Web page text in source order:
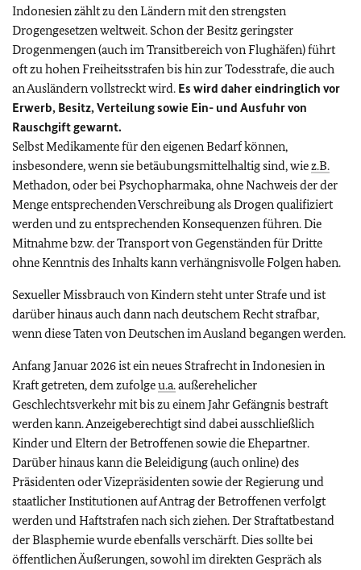
Indonesien zählt zu den Ländern mit den strengsten
Drogengesetzen weltweit. Schon der Besitz geringster
Drogenmengen (auch im Transitbereich von Flughäfen) führt
oft zu hohen Freiheitsstrafen bis hin zur Todesstrafe, die auch
an Ausländern vollstreckt wird. Es wird daher eindringlich vor
Erwerb, Besitz, Verteilung sowie Ein- und Ausfuhr von
Rauschgift gewarnt.
Selbst Medikamente für den eigenen Bedarf können,
insbesondere, wenn sie betäubungsmittelhaltig sind, wiez.B.
Methadon, oder bei Psychopharmaka, ohne Nachweis der der
Menge entsprechenden Verschreibung als Drogen qualifiziert
werden und zu entsprechenden Konsequenzen führen. Die
Mitnahme bzw. der Transport von Gegenständen für Dritte
ohne Kenntnis des Inhalts kann verhängnisvolle Folgen haben.
Sexueller Missbrauch von Kindern steht unter Strafe und ist
darüber hinaus auch dann nach deutschem Recht strafbar,
wenn diese Taten von Deutschen im Ausland begangen werden.
Anfang Januar 2026 ist ein neues Strafrecht in Indonesien in
Kraft getreten, dem zufolgeu.a.außerehelicher
Geschlechtsverkehr mit bis zu einem Jahr Gefängnis bestraft
werden kann. Anzeigeberechtigt sind dabei ausschließlich
Kinder und Eltern der Betroffenen sowie die Ehepartner.
Darüber hinaus kann die Beleidigung (auch online) des
Präsidenten oder Vizepräsidenten sowie der Regierung und
staatlicher Institutionen auf Antrag der Betroffenen verfolgt
werden und Haftstrafen nach sich ziehen. Der Straftatbestand
der Blasphemie wurde ebenfalls verschärft. Dies sollte bei
öffentlichen Äußerungen, sowohl im direkten Gespräch als